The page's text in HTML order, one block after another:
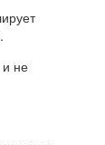
и не